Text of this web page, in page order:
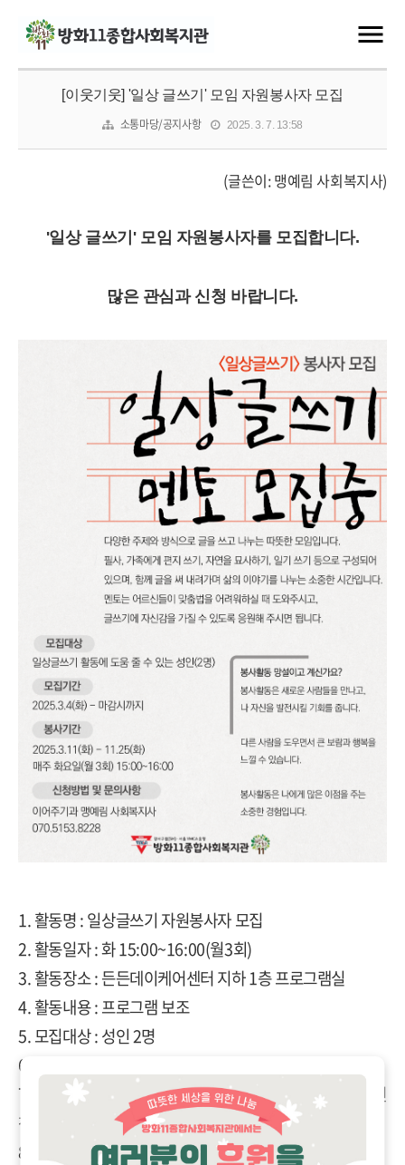
[이웃기웃] '일상 글쓰기' 모임 자원봉사자 모집
소통마당/공지사항 2025. 3. 7. 13:58
(글쓴이: 맹예림 사회복지사)
'일상 글쓰기' 모임 자원봉사자를 모집합니다.
많은 관심과 신청 바랍니다.
1. 활동명 : 일상글쓰기 자원봉사자 모집
2. 활동일자 : 화 15:00~16:00(월3회)
3. 활동장소 : 든든데이케어센터 지하 1층 프로그램실
4. 활동내용 : 프로그램 보조
5. 모집대상 :성인2명
6.
7.
신청기간 수시(단,봉사자가 모집되어 마감된 날짜는 신
청이 불가능함
.)
8.